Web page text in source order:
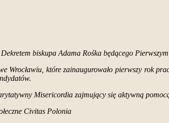
Dekretem biskupa Adama Rośka będącego
Wrocławiu, które zainaugurowało pierwszy rok
Misericordia zajmujący się aktywną
Civitas Polonia